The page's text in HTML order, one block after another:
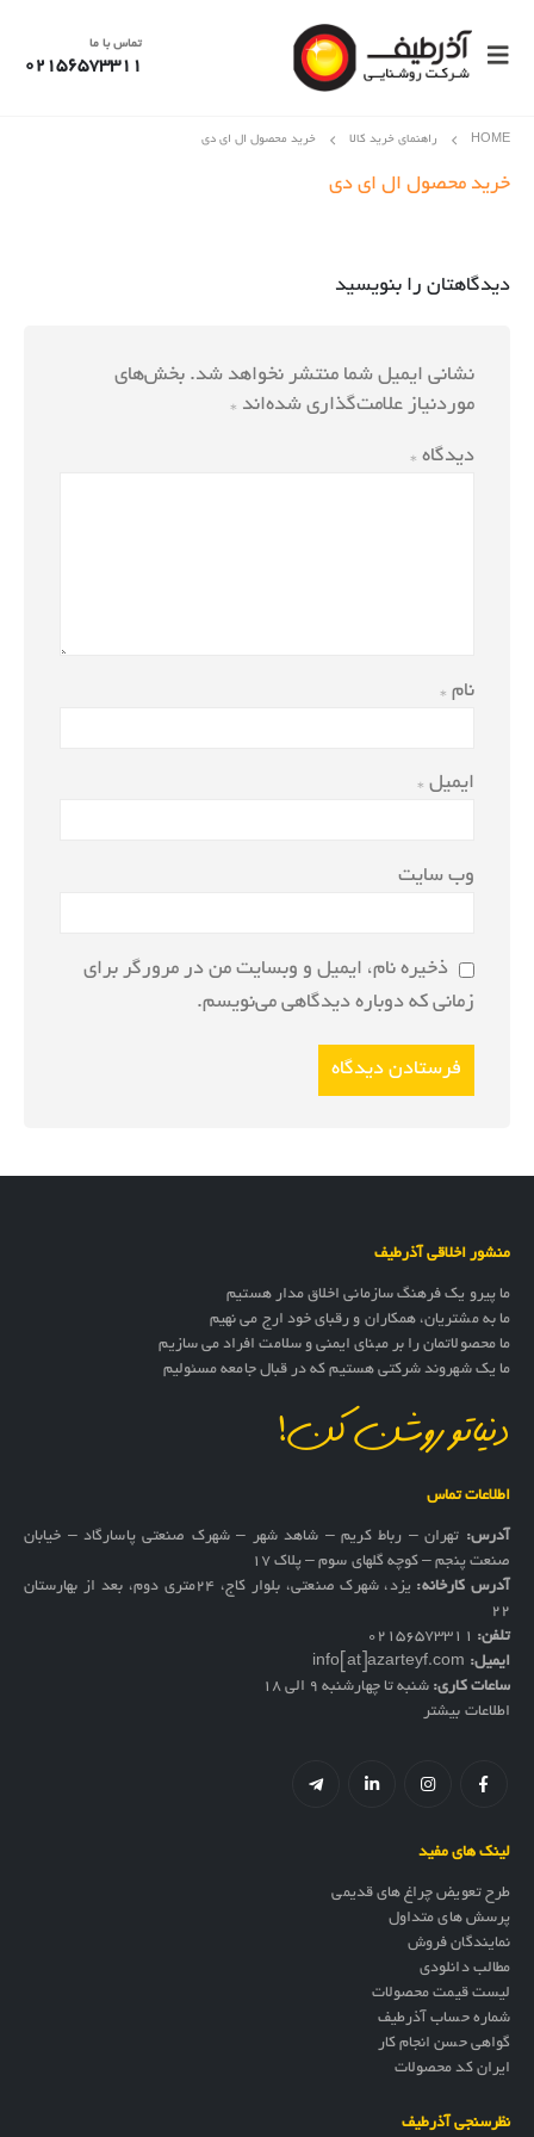
تماس با ما
02156573311
HOME راهنمای خرید کالا خرید محصول ال ای دی
خرید محصول ال ای دی
دیدگاهتان را بنویسید
نشانی ایمیل شما منتشر نخواهد شد. بخش‌های
موردنیاز علامت‌گذاری شده‌اند *
دیدگاه *
نام *
ایمیل *
وب‌ سایت
ذخیره نام، ایمیل و وبسایت من در مرورگر برای
زمانی که دوباره دیدگاهی می‌نویسم.
منشور اخلاقی آذرطیف
ما پیرو یک فرهنگ سازمانی اخلاق مدار هستیم
ما به مشتریان، همکاران و رقبای خود ارج می نهیم
ما محصولاتمان را بر مبنای ایمنی و سلامت افراد می سازیم
ما یک شهروند شرکتی هستیم که در قبال جامعه مسئولیم
دنیاتو روشن کن!
اطلاعات تماس
آدرس: تهران – رباط کریم – شاهد شهر – شهرک صنعتی پاسارگاد – خیابان
صنعت پنجم – کوچه گلهای سوم – پلاک 17
آدرس کارخانه:
یزد، شهرک صنعتی، بلوار کاج، ۲۴متری دوم، بعد از بهارستان
۲۲
تلفن: 02156573311
ایمیل: info[at]azarteyf.com
ساعات کاری: شنبه تا چهارشنبه 9 الی 18
اطلاعات بیشتر
لینک های مفید
طرح تعویض چراغ های قدیمی
پرسش های متداول
نمایندگان فروش
مطالب دانلودی
لیست قیمت محصولات
شماره حساب آذرطیف
گواهی حسن انجام کار
ایران کد محصولات
نظرسنجی آذرطیف